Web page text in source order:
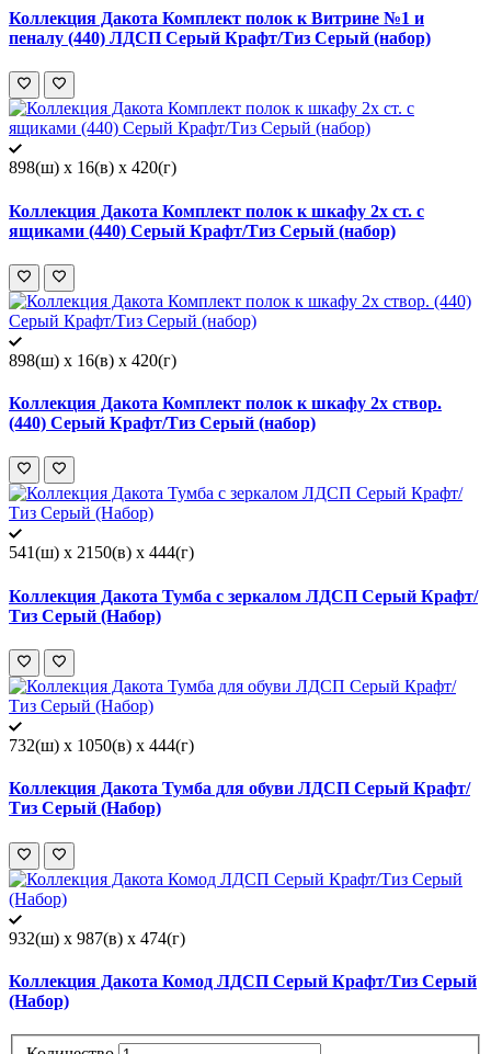
Коллекция Дакота Комплект полок к Витрине №1 и
пеналу (440) ЛДСП Серый Крафт/Тиз Серый (набор)
898(ш) x 16(в) x 420(г)
Коллекция Дакота Комплект полок к шкафу 2х ст. с
ящиками (440) Серый Крафт/Тиз Серый (набор)
898(ш) x 16(в) x 420(г)
Коллекция Дакота Комплект полок к шкафу 2х створ.
(440) Серый Крафт/Тиз Серый (набор)
541(ш) x 2150(в) x 444(г)
Коллекция Дакота Тумба c зеркалом ЛДСП Серый Крафт/
Тиз Серый (Набор)
732(ш) x 1050(в) x 444(г)
Коллекция Дакота Тумба для обуви ЛДСП Серый Крафт/
Тиз Серый (Набор)
932(ш) x 987(в) x 474(г)
Коллекция Дакота Комод ЛДСП Серый Крафт/Тиз Серый
(Набор)